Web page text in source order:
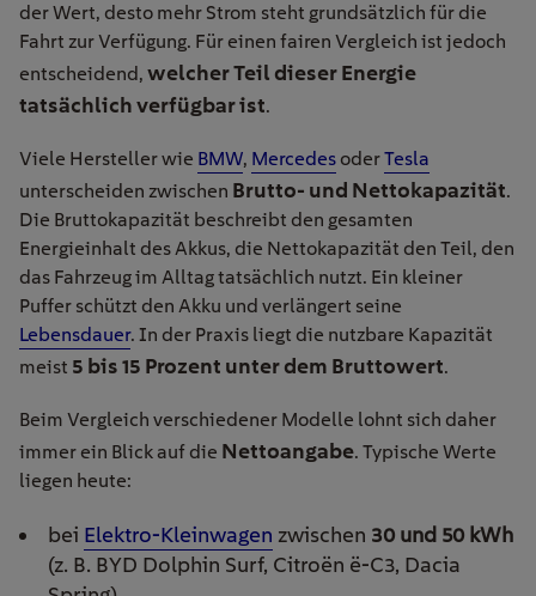
der Wert, desto mehr Strom steht grundsätzlich für die
Fahrt zur Verfügung. Für einen fairen Vergleich ist jedoch
entscheidend, welcher Teil dieser Energie
tatsächlich verfügbar ist.
Viele Hersteller wie BMW, Mercedes oderTesla
unterscheiden zwischen Brutto- und Nettokapazität.
Die Bruttokapazität beschreibt den gesamten
Energieinhalt des Akkus, die Nettokapazität den Teil, den
das Fahrzeug im Alltag tatsächlich nutzt. Ein kleiner
Puffer schützt den Akku und verlängert seine
Lebensdauer. In der Praxis liegt die nutzbare Kapazität
meist 5 bis 15 Prozent unter dem Bruttowert.
Beim Vergleich verschiedener Modelle lohnt sich daher
immer ein Blick auf die Nettoangabe. Typische Werte
liegen heute:
bei Elektro-Kleinwagen zwischen 30 und 50 kWh
(z. B. BYD Dolphin Surf, Citroën ë-C3, Dacia